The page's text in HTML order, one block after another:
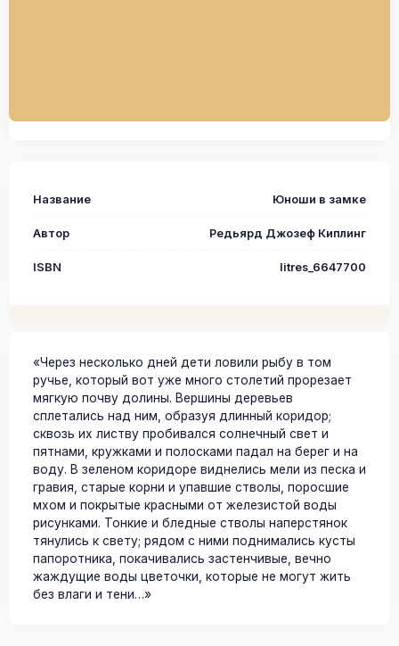
Название Юноши в замке
Автор Редьярд Джозеф Киплинг
ISBN litres_6647700
«Через несколько дней дети ловили рыбу в том
ручье, который вот уже много столетий прорезает
мягкую почву долины. Вершины деревьев
сплетались над ним, образуя длинный коридор;
сквозь их листву пробивался солнечный свет и
пятнами, кружками и полосками падал на берег и на
воду. В зеленом коридоре виднелись мели из песка и
гравия, старые корни и упавшие стволы, поросшие
мхом и покрытые красными от железистой воды
рисунками. Тонкие и бледные стволы наперстянок
тянулись к свету; рядом с ними поднимались кусты
папоротника, покачивались застенчивые, вечно
жаждущие воды цветочки, которые не могут жить
без влаги и тени…»